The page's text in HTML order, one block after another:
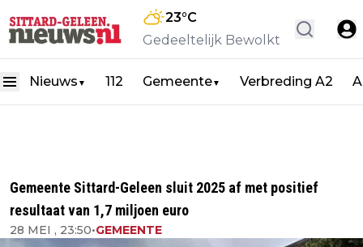
23°C
Gedeeltelijk Bewolkt
Nieuws ▼ 112 Gemeente▼ Verbreding A2
Gemeente Sittard-Geleen sluit 2025 af met positief
resultaat van 1,7 miljoen euro
28 MEI , 23:50•GEMEENTE